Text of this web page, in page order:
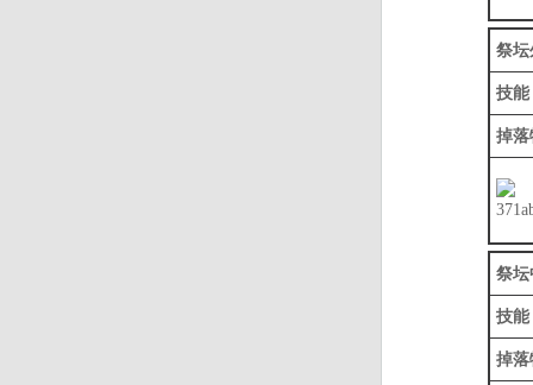
祭坛
技能
掉落
祭坛
技能
掉落